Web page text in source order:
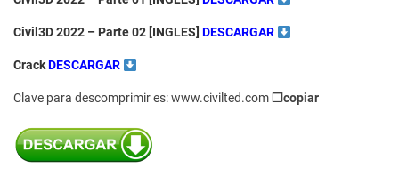
Civil3D 2022 – Parte 02 [INGLES] DESCARGAR
CrackDESCARGAR
Clave para descomprimir es: www.civilted.com ❐copiar